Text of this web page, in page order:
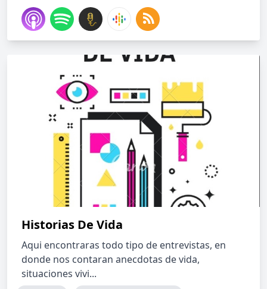
Historias De Vida
Aqui encontraras todo tipo de entrevistas, en
donde nos contaran anecdotas de vida,
situaciones vivi...